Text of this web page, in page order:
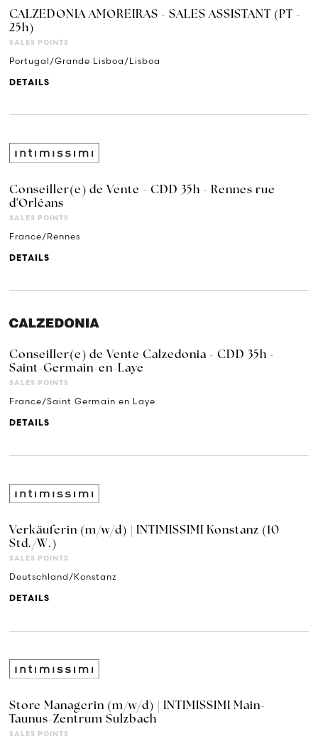
CALZEDONIA AMOREIRAS - SALES ASSISTANT (PT -
25h)
SALES POINTS
Portugal/Grande Lisboa/Lisboa
DETAILS
Conseiller(e) de Vente - CDD 35h - Rennes rue
d'Orléans
SALES POINTS
France/Rennes
DETAILS
Conseiller(e) de Vente Calzedonia - CDD 35h -
Saint-Germain-en-Laye
SALES POINTS
France/Saint Germain en Laye
DETAILS
Verkäuferin (m/w/d) | INTIMISSIMI Konstanz (10
Std./W.)
SALES POINTS
Deutschland/Konstanz
DETAILS
Store Managerin (m/w/d) | INTIMISSIMI Main-
Taunus-Zentrum Sulzbach
SALES POINTS